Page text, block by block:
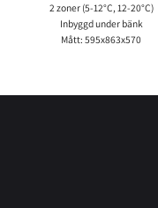
2 zoner (5-12°C, 12-20°C)
Inbyggd under bänk
Mått: 595x863x570